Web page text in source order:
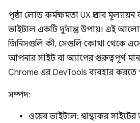
পৃষ্ঠা লোড কর্মক্ষমতা UX প্রভাব
ভাইটাল একটি দুর্দান্ত উপায়। এই
জিনিসগুলি কী, সেগুলি কোথা থেকে
আপনার সাইট বা অ্যাপের গুরুত্বপূর্ণ
Chrome এর DevTools ব্যবহার করতে
সম্পদ:
ওয়েব ভাইটাল: স্বাস্থ্যকর সাইটের